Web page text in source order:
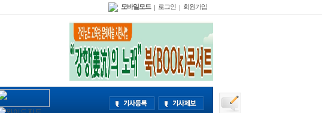
모바일모드 | 로그인 | 회원가입